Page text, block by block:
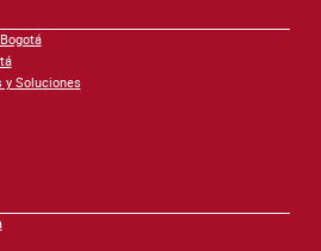
Soluciones